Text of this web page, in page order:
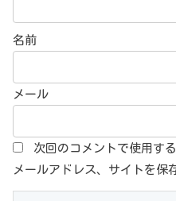
名前
メール
次回のコメントで使用す
メールアドレス、サイトを保